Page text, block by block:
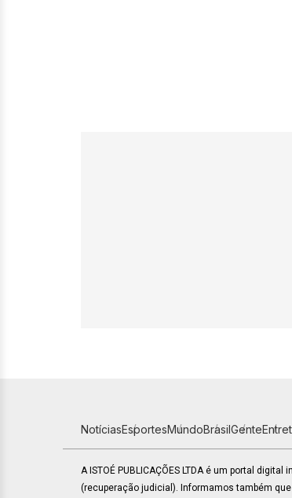
NotíciasEsportesMundoBrasilGente
A ISTOÉ PUBLICAÇÕES LTDA é um portal
(recuperação judicial). Informamos também